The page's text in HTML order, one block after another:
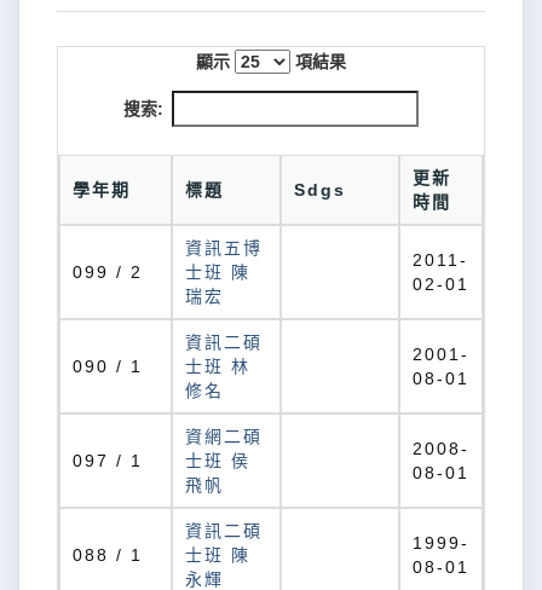
顯示 項結果
搜索:
學年期 標題 Sdgs
更新
時間
099 / 2
資訊五博
士班 陳
瑞宏
2011-
02-01
090 / 1
資訊二碩
士班 林
修名
2001-
08-01
097 / 1
資網二碩
士班 侯
飛帆
2008-
08-01
088 / 1
資訊二碩
士班 陳
永輝
1999-
08-01